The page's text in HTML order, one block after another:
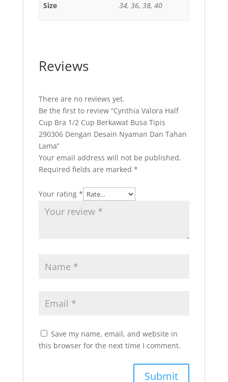
Size 34, 36, 38, 40
Reviews
There are no reviews yet.
Be the first to review “Cynthia Valora Half
Cup Bra 1/2 Cup Berkawat Busa Tipis
290306 Dengan Desain Nyaman Dan Tahan
Lama”
Your email address will not be published.
Required fields are marked *
Your rating *
Save my name, email, and website in
this browser for the next time I comment.